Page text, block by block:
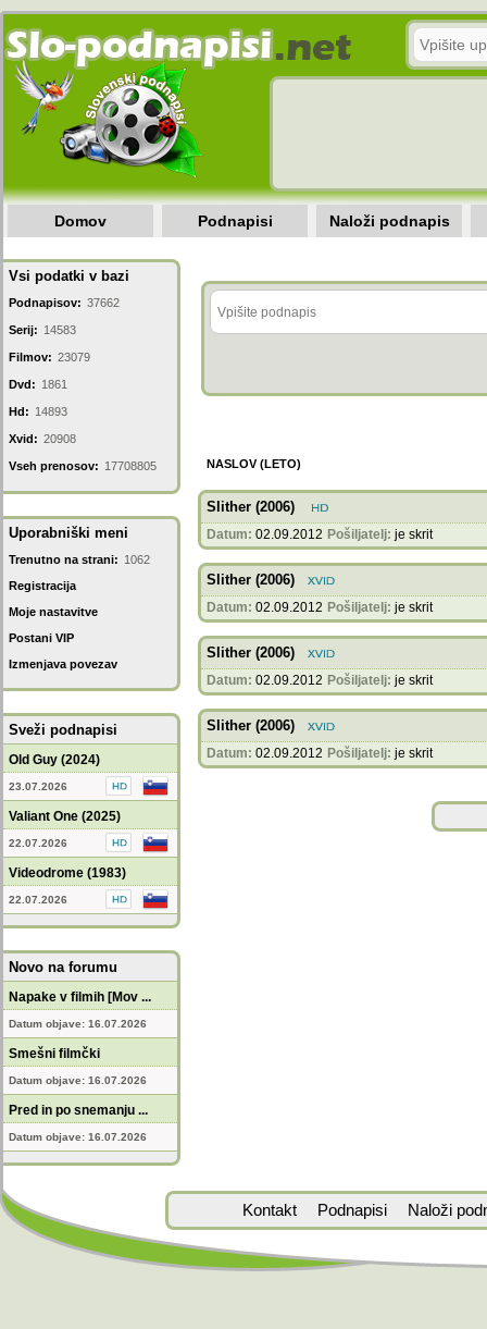
Domov Podnapisi Naloži podnapis
Vsi podatki v bazi
Podnapisov: 37662
Serij: 14583
Filmov: 23079
Dvd: 1861
Hd: 14893
Xvid: 20908
Vseh prenosov: 17708805
Uporabniški meni
Trenutno na strani: 1062
Registracija
Moje nastavitve
Postani VIP
Izmenjava povezav
Sveži podnapisi
Old Guy (2024)
23.07.2026
Valiant One (2025)
22.07.2026
Videodrome (1983)
22.07.2026
Novo na forumu
Napake v filmih [Mov ...
Datum objave: 16.07.2026
Smešni filmčki
Datum objave: 16.07.2026
Pred in po snemanju ...
Datum objave: 16.07.2026
NASLOV (LETO)
Slither (2006)
Datum: 02.09.2012 Pošiljatelj: je skrit
Slither (2006)
Datum: 02.09.2012 Pošiljatelj: je skrit
Slither (2006)
Datum: 02.09.2012 Pošiljatelj: je skrit
Slither (2006)
Datum: 02.09.2012 Pošiljatelj: je skrit
Kontakt Podnapisi Naloži